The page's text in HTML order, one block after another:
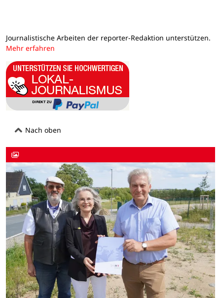
Journalistische Arbeiten der reporter-Redaktion unterstützen.
Mehr erfahren
Nach oben